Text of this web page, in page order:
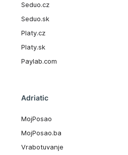
Seduo.cz
Seduo.sk
Platy.cz
Platy.sk
Paylab.com
Adriatic
MojPosao
MojPosao.ba
Vrabotuvanje